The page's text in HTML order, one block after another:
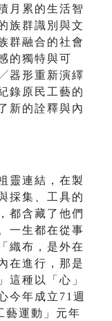
月累的生活智
族群識別與文
群融合的社會
的獨特與可
器形重新演繹
錄原民工藝的
新的詮釋與內
靈連結，在製
採集、工具的
都含藏了他們
一生都在從事
織布，是外在
在進行，那是
這種以「心」
今年成立71週
藝運動」元年